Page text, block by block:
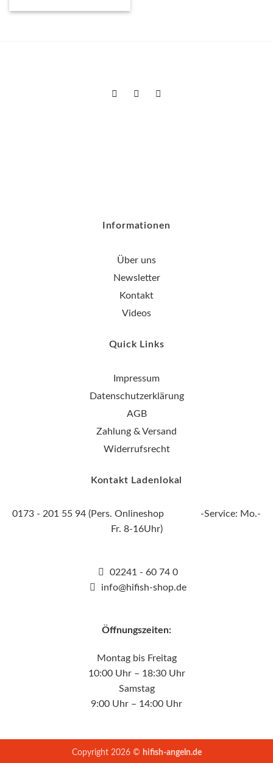
Informationen
Über uns
Newsletter
Kontakt
Videos
Quick Links
Impressum
Datenschutzerklärung
AGB
Zahlung & Versand
Widerrufsrecht
Kontakt Ladenlokal
0173 - 201 55 94 (Pers. Onlineshop -Service: Mo.-
Fr. 8-16Uhr)
02241 - 60 74 0
info@hifish-shop.de
Öffnungszeiten:
Montag bis Freitag
10:00 Uhr – 18:30 Uhr
Samstag
9:00 Uhr – 14:00 Uhr
Copyright 2026 © hifish-angeln.de